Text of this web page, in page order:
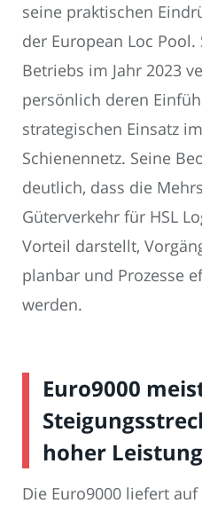
seine praktischen
der European Loc
Betriebs im Jahr 2023
persönlich deren
strategischen Einsatz
Schienennetz. Seine
deutlich, dass die
Güterverkehr für HSL
Vorteil darstellt,
planbar und Prozesse
werden.
Euro9000
hoher Leistung
Die Euro9000 liefert